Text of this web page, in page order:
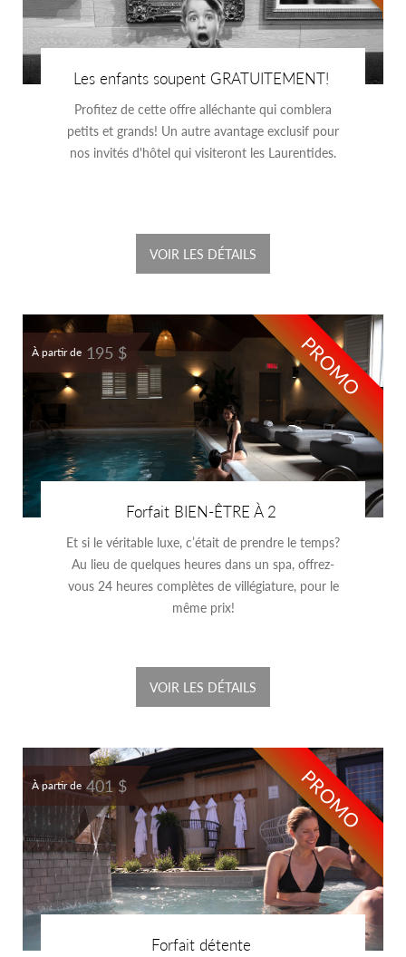
Les enfants soupent GRATUITEMENT!
Profitez de cette offre alléchante qui comblera
petits et grands! Un autre avantage exclusif pour
nos invités d'hôtel qui visiteront les Laurentides.
VOIR LES DÉTAILS
PROMO
À partir de 195 $
Forfait BIEN-ÊTRE À 2
Et si le véritable luxe, c’était de prendre le temps?
Au lieu de quelques heures dans un spa, offrez-
vous 24 heures complètes de villégiature, pour le
même prix!
VOIR LES DÉTAILS
PROMO
À partir de401 $
Forfait détente